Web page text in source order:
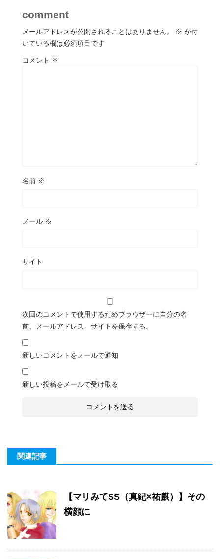
comment
メールアドレスが公開されることはありません。 ※ が付
いている欄は必須項目です
コメント ※
名前 ※
メール ※
サイト
次回のコメントで使用するためブラウザーに自分の名
前、メールアドレス、サイトを保存する。
新しいコメントをメールで通知
新しい投稿をメールで受け取る
関連記事
【マリみてSS（真紀×祐麒）】その
横顔に